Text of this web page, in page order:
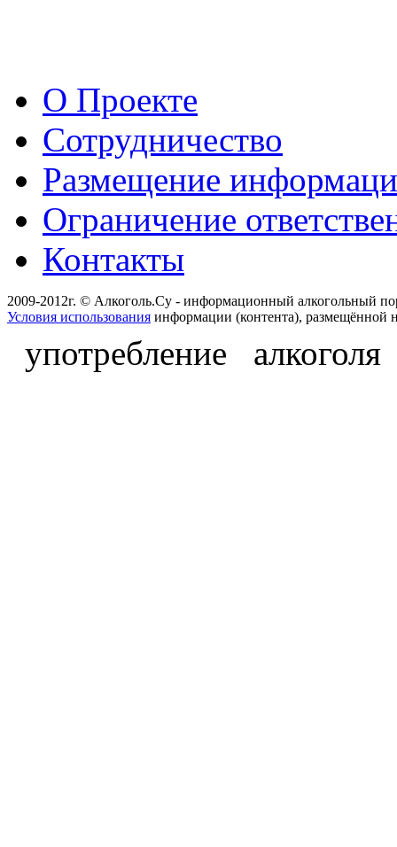
О Проекте
Сотрудничество
Размещение
Ограничение
Контакты
2009-2012г. © Алкоголь.Су - информационный алкогольный
Условия использования информации (контента), размещённой
употребление